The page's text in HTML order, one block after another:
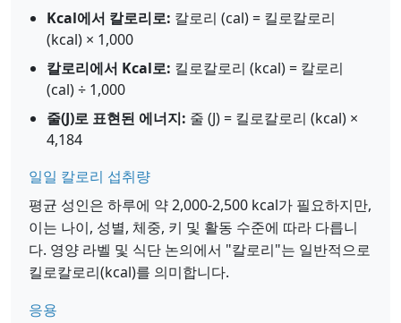
Kcal에서 칼로리로: 칼로리 (cal) = 킬로칼로리
(kcal) × 1,000
칼로리에서 Kcal로: 킬로칼로리 (kcal) = 칼로리
(cal) ÷ 1,000
줄(J)로 표현된 에너지: 줄 (J) = 킬로칼로리 (kcal) ×
4,184
일일 칼로리 섭취량
평균 성인은 하루에 약 2,000-2,500 kcal가 필요하지만,
이는 나이, 성별, 체중, 키 및 활동 수준에 따라 다릅니
다. 영양 라벨 및 식단 논의에서 "칼로리"는 일반적으로
킬로칼로리(kcal)를 의미합니다.
응용